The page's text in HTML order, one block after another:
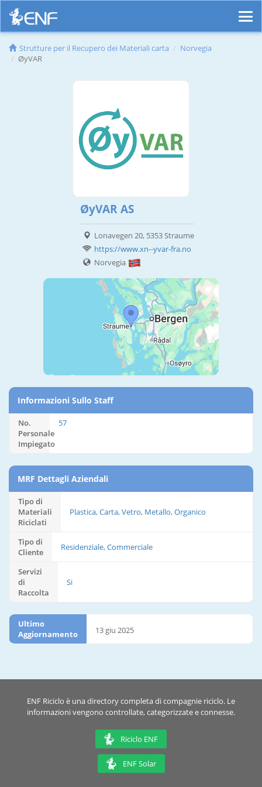
Strutture per il Recupero dei Materiali carta
Norvegia
ØyVAR
ØyVAR AS
Lonavegen 20, 5353 Straume
https://www.xn--yvar-fra.no
Norvegia
Informazioni Sullo Staff
No.
Personale
Impiegato
57
MRF Dettagli Aziendali
Tipo di
Materiali
Riciclati
Plastica, Carta, Vetro, Metallo, Organico
Tipo di
Cliente
Residenziale, Commerciale
Servizi
di
Raccolta
Si
Ultimo
Aggiornamento
13 giu 2025
ENF Riciclo è una directory completa di compagnie riciclo. Le
informazioni vengono controllate, categorizzate e connesse.
Riciclo ENF
ENF Solar